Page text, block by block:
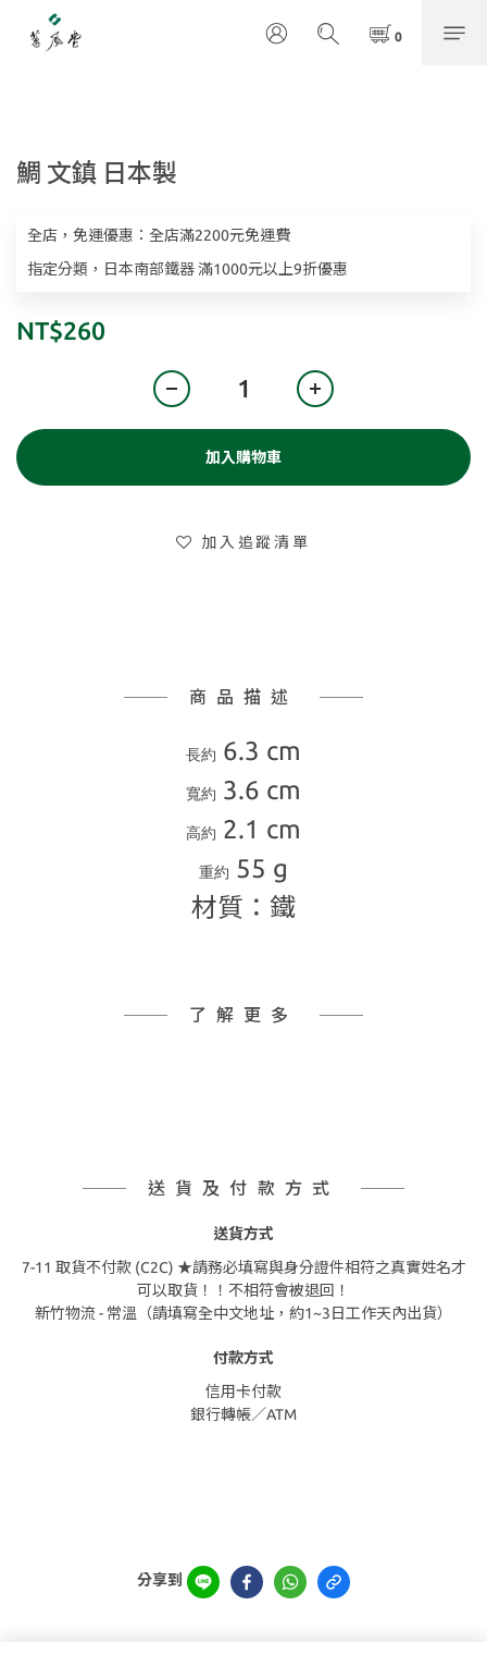
鯛 文鎮 日本製
全店，免運優惠：全店滿2200元免運費
指定分類，日本南部鐵器 滿1000元以上9折優惠
NT$260
加入購物車
加入追蹤清單
商品描述
長約 6.3 cm
寬約 3.6 cm
高約 2.1 cm
重約 55 g
材質：鐵
了解更多
送貨及付款方式
送貨方式
7-11 取貨不付款 (C2C) ★請務必填寫與身分證件相符之真實姓名才
可以取貨！！不相符會被退回！
新竹物流 - 常溫（請填寫全中文地址，約1~3日工作天內出貨）
付款方式
信用卡付款
銀行轉帳／ATM
分享到